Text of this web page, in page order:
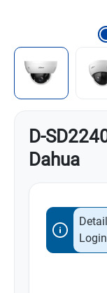
D-
Dahua